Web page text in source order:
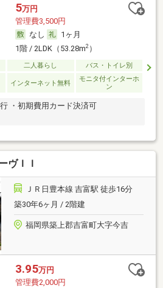
5万円
管理費3,500円
なし
1ヶ月
1階 / 2LDK（53.28m2）
二人暮らし バス・トイレ別
インターネット無料
モニタ付インターホ
ン
・初期費用カード決済可
ヴＩＩ
ＪＲ日豊本線 吉富駅 徒歩16分
築30年6ヶ月 / 2階建
福岡県築上郡吉富町大字今吉
3.95万円
管理費2,000円